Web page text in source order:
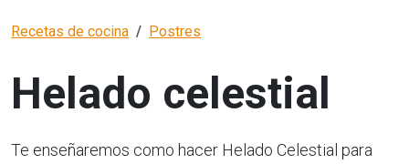
Recetas de cocina Postres
Helado celestial
Te enseñaremos como hacer Helado Celestial para